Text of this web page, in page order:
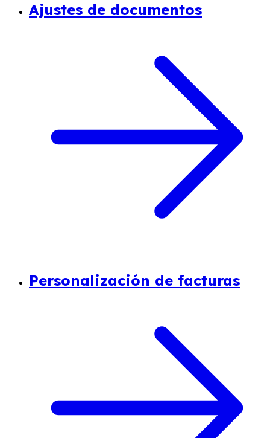
Ajustes de documentos
Personalización de facturas